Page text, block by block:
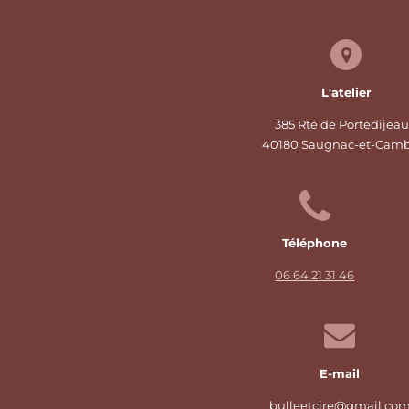
L'atelier
385 Rte de
40180 Saugnac-et-
Téléphone
06 64 21 31 46
E-mail
bulleetcire@gmail.com